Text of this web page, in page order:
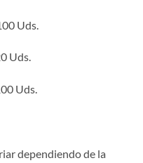
Uds.
Uds.
Uds.
dependiendo de la